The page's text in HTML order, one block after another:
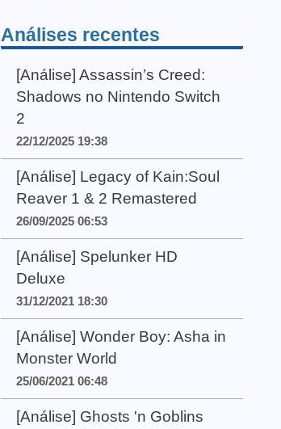
Análises recentes
[Análise] Assassin’s Creed:
Shadows no Nintendo Switch
2
22/12/2025 19:38
[Análise] Legacy of Kain:Soul
Reaver 1 & 2 Remastered
26/09/2025 06:53
[Análise] Spelunker HD
Deluxe
31/12/2021 18:30
[Análise] Wonder Boy: Asha in
Monster World
25/06/2021 06:48
[Análise] Ghosts 'n Goblins